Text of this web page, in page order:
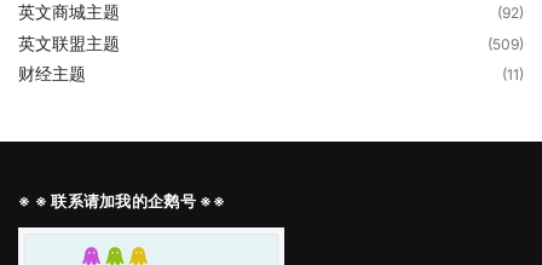
英文商城主题 (92)
英文联盟主题 (509)
财经主题 (11)
※ ※ 联系请加我的企鹅号 ※※